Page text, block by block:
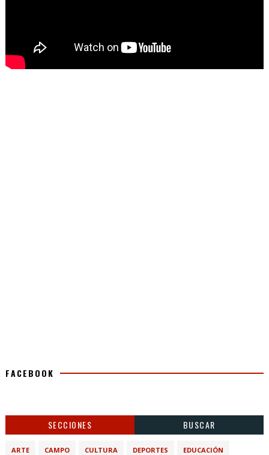
FACEBOOK
SECCIONES BUSCAR
ARTE CAMPO CULTURA DEPORTES EDUCACIÓN